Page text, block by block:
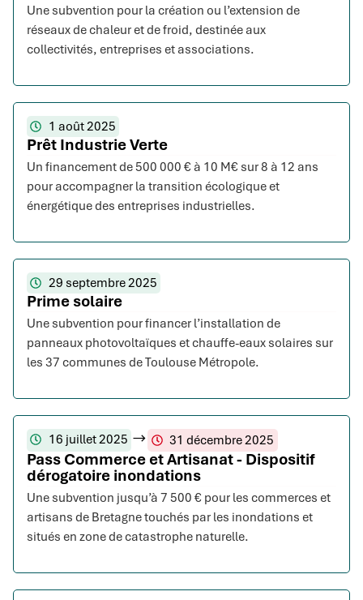
Une subvention pour la création ou l’extension de
réseaux de chaleur et de froid, destinée aux
collectivités, entreprises et associations.
1 août 2025
Prêt Industrie Verte
Un financement de 500 000 € à 10 M€ sur 8 à 12 ans
pour accompagner la transition écologique et
énergétique des entreprises industrielles.
29 septembre 2025
Prime solaire
Une subvention pour financer l’installation de
panneaux photovoltaïques et chauffe-eaux solaires sur
les 37 communes de Toulouse Métropole.
16 juillet 2025 31 décembre 2025
Pass Commerce et Artisanat - Dispositif
dérogatoire inondations
Une subvention jusqu’à 7 500 € pour les commerces et
artisans de Bretagne touchés par les inondations et
situés en zone de catastrophe naturelle.